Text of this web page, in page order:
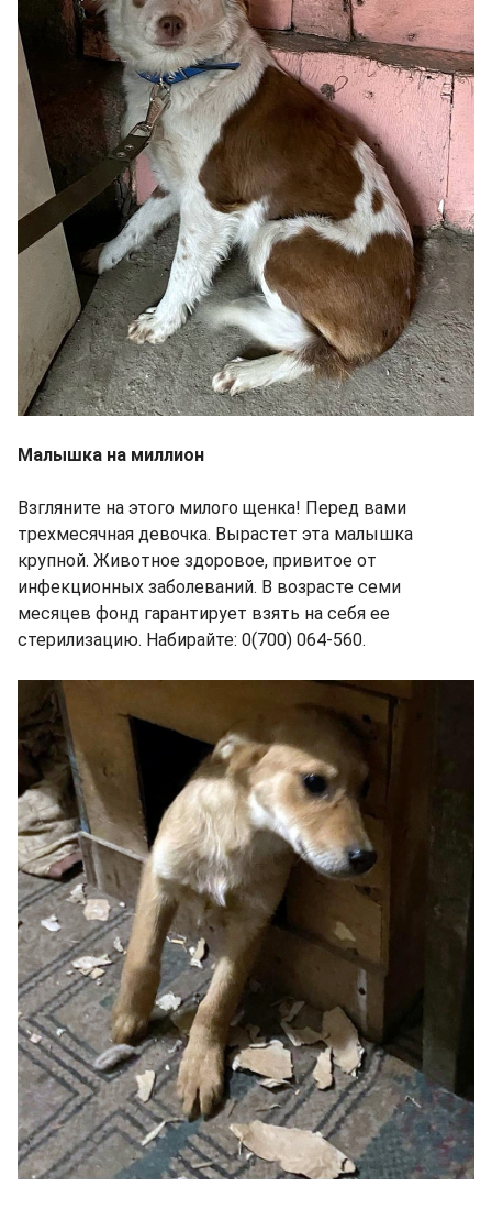
Малышка на миллион
Взгляните на этого милого щенка! Перед вами
трехмесячная девочка. Вырастет эта малышка
крупной. Животное здоровое, привитое от
инфекционных заболеваний. В возрасте семи
месяцев фонд гарантирует взять на себя ее
стерилизацию. Набирайте: 0(700) 064-560.